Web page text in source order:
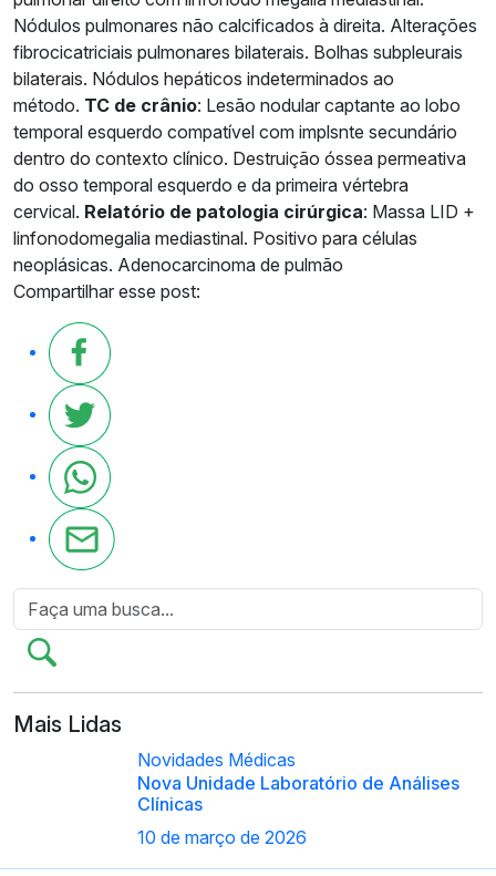
Nódulos pulmonares não calcificados à direita. Alterações
fibrocicatriciais pulmonares bilaterais. Bolhas subpleurais
bilaterais. Nódulos hepáticos indeterminados ao
método. TC de crânio: Lesão nodular captante ao lobo
temporal esquerdo compatível com implsnte secundário
dentro do contexto clínico. Destruição óssea permeativa
do osso temporal esquerdo e da primeira vértebra
cervical. Relatório de patologia cirúrgica: Massa LID +
linfonodomegalia mediastinal. Positivo para células
neoplásicas. Adenocarcinoma de pulmão
Compartilhar esse post:
Mais Lidas
Novidades Médicas
Nova Unidade Laboratório de Análises
Clínicas
10 de março de 2026